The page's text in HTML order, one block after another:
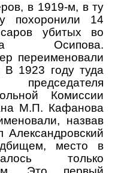
в 1919-м, в ту
похоронили 14
убитых во
Осипова.
переименовали
В 1923 году туда
Комиссии
М.П. Кафанова
назвав
место в
только